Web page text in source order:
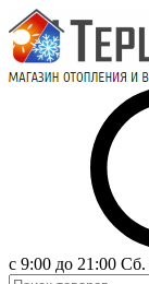
с 9:00 до 21:00 Сб.